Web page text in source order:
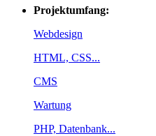
Projektumfang:
Webdesign
HTML, CSS...
CMS
Wartung
PHP, Datenbank...